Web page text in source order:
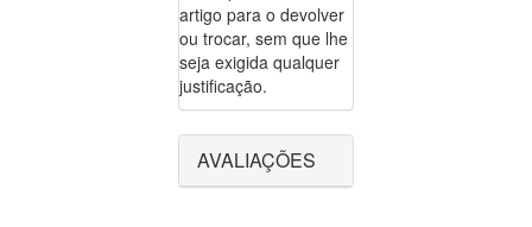
artigo para o devolver
ou trocar, sem que lhe
seja exigida qualquer
justificação.
AVALIAÇÕES